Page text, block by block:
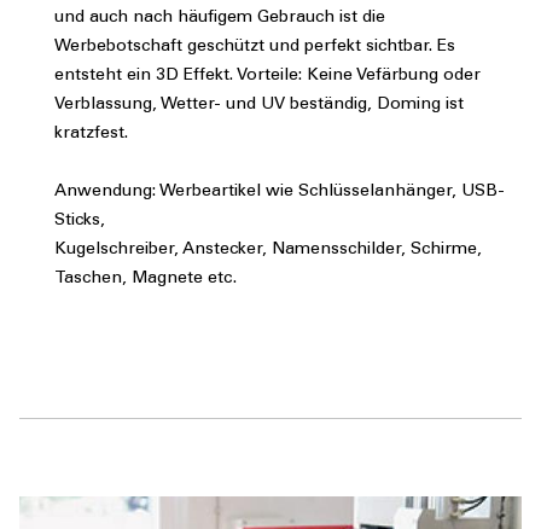
und auch nach häufigem Gebrauch ist die
Werbebotschaft geschützt und perfekt sichtbar. Es
entsteht ein 3D Effekt. Vorteile: Keine Vefärbung oder
Verblassung, Wetter- und UV beständig, Doming ist
kratzfest.
Anwendung: Werbeartikel wie Schlüsselanhänger, USB-
Sticks,
Kugelschreiber, Anstecker, Namensschilder, Schirme,
Taschen, Magnete etc.